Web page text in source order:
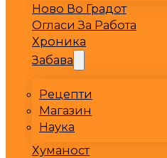
Ново Во Градот
Огласи За Работа
Хроника
Забава
Рецепти
Магазин
Наука
Хуманост